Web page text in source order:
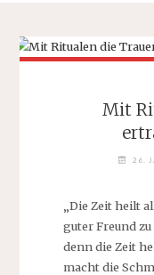
Mit
26.
„Die Zeit heilt
guter Freund
denn die Zeit
macht die